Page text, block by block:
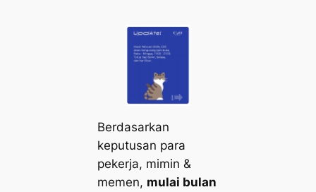
Berdasarkan
keputusan para
pekerja, mimin &
memen, mulai bulan